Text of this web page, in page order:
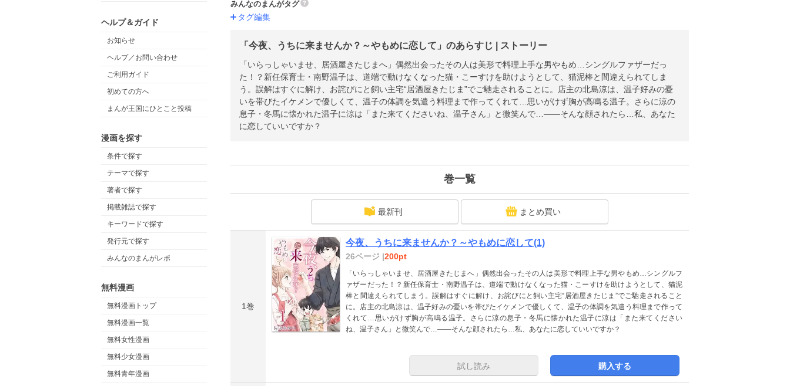
ヘルプ＆ガイド
お知らせ
ヘルプ／お問い合わせ
ご利用ガイド
初めての方へ
まんが王国にひとこと投稿
漫画を探す
条件で探す
テーマで探す
著者で探す
掲載雑誌で探す
キーワードで探す
発行元で探す
みんなのまんがレポ
無料漫画
無料漫画トップ
無料漫画一覧
無料女性漫画
無料少女漫画
無料青年漫画
みんなのまんがタグ
タグ編集
「今夜、うちに来ませんか？～やもめに恋して」のあらすじ | ストーリー
「いらっしゃいませ、居酒屋きたじまへ」偶然出会ったその人は美形で料理上手な男やもめ…シングルファザーだっ
た！？新任保育士・南野温子は、道端で動けなくなった猫・こーすけを助けようとして、猫泥棒と間違えられてしま
う。誤解はすぐに解け、お詫びにと飼い主宅“居酒屋きたじま”でご馳走されることに。店主の北島涼は、温子好みの憂
いを帯びたイケメンで優しくて、温子の体調を気遣う料理まで作ってくれて…思いがけず胸が高鳴る温子。さらに涼の
息子・冬馬に懐かれた温子に涼は「また来てくださいね、温子さん」と微笑んで…――そんな顔されたら…私、あなた
に恋していいですか？
巻一覧
最新刊 まとめ買い
1巻
今夜、うちに来ませんか？～やもめに恋して(1)
26ページ |200pt
「いらっしゃいませ、居酒屋きたじまへ」偶然出会ったその人は美形で料理上手な男やもめ…シングルフ
ァザーだった！？新任保育士・南野温子は、道端で動けなくなった猫・こーすけを助けようとして、猫泥
棒と間違えられてしまう。誤解はすぐに解け、お詫びにと飼い主宅“居酒屋きたじま”でご馳走されること
に。店主の北島涼は、温子好みの憂いを帯びたイケメンで優しくて、温子の体調を気遣う料理まで作って
くれて…思いがけず胸が高鳴る温子。さらに涼の息子・冬馬に懐かれた温子に涼は「また来てください
ね、温子さん」と微笑んで…――そんな顔されたら…私、あなたに恋していいですか？
試し読み 購入する